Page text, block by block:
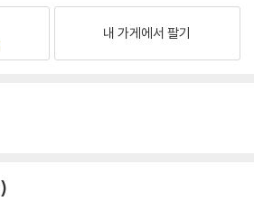
내 가게에서 팔기